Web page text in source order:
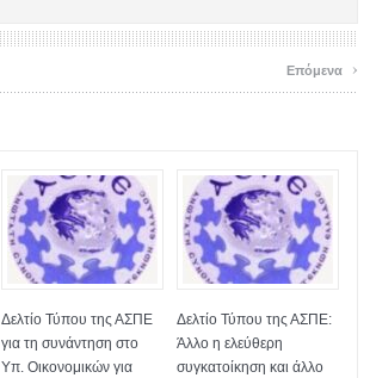
Επόμενα ›
Δελτίο Τύπου της ΑΣΠΕ
για τη συνάντηση στο
Υπ. Οικονομικών για
Δελτίο Τύπου της ΑΣΠΕ:
Άλλο η ελεύθερη
συγκατοίκηση και άλλο